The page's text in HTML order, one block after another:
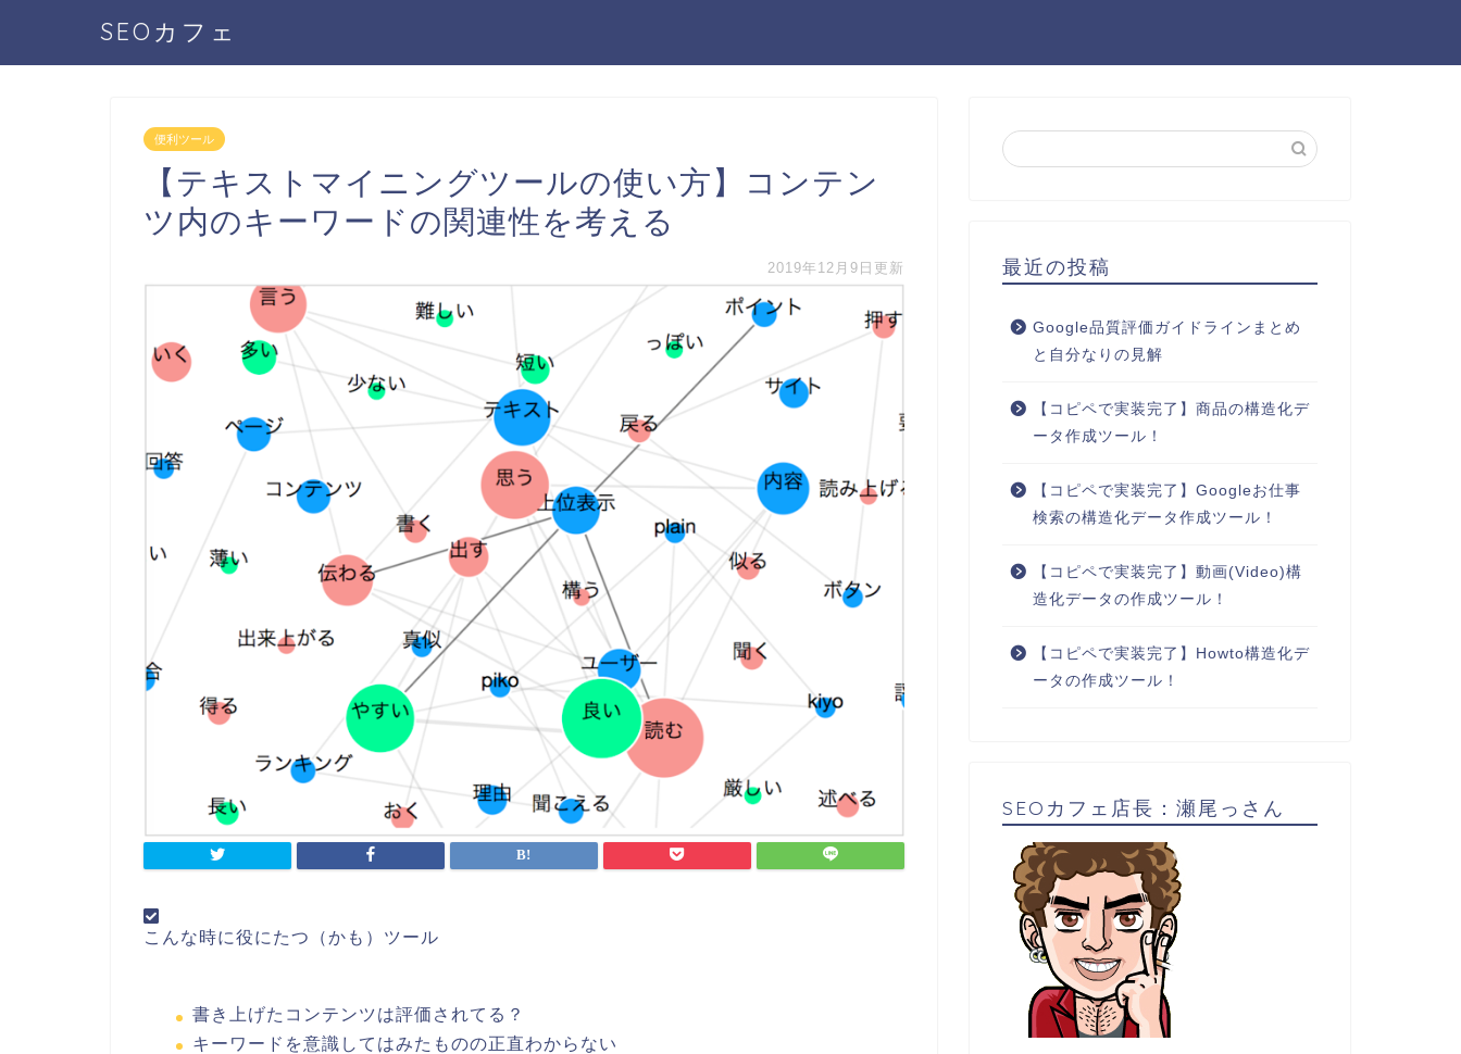
SEOカフェ
便利ツール
【テキストマイニングツールの使い方】コンテン
ツ内のキーワードの関連性を考える
2019年12月9日更新
こんな時に役にたつ（かも）ツール
書き上げたコンテンツは評価されてる？
キーワードを意識してはみたものの正直わからない
最近の投稿
Google品質評価ガイドラインまとめ
と自分なりの見解
【コピペで実装完了】商品の構造化デ
ータ作成ツール！
【コピペで実装完了】Googleお仕事
検索の構造化データ作成ツール！
【コピペで実装完了】動画(Video)構
造化データの作成ツール！
【コピペで実装完了】Howto構造化デ
ータの作成ツール！
SEOカフェ店長：瀬尾っさん